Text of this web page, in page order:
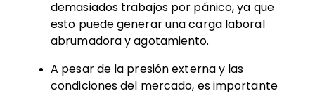
demasiados trabajos por pánico, ya que
esto puede generar una carga laboral
abrumadora y agotamiento.
A pesar de la presión externa y las
condiciones del mercado, es importante